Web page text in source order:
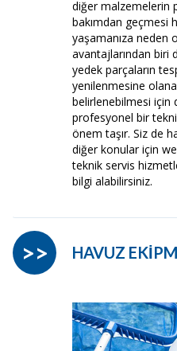
diğer malzemelerin
bakımdan geçmesi
yaşamanıza neden
avantajlarından biri
yedek parçaların
yenilenmesine
belirlenebilmesi için
profesyonel bir
önem taşır. Siz de
diğer konular için
teknik servis
bilgi alabilirsiniz.
HAVUZ
>>